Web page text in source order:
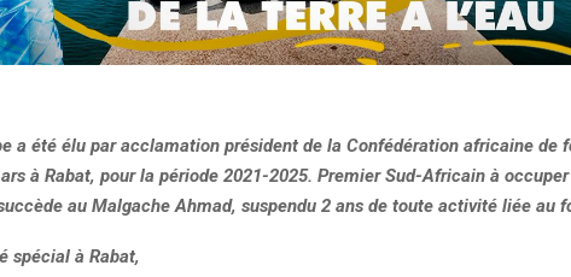
a été élu par acclamation président de la Confédération africaine de
à Rabat, pour la période 2021-2025. Premier Sud-Africain à
au Malgache Ahmad, suspendu 2 ans de toute activité liée au
spécial à Rabat,